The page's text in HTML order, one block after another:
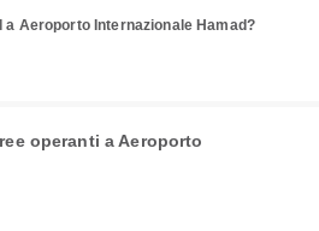
Aeroporto Internazionale Hamad?
operanti a Aeroporto